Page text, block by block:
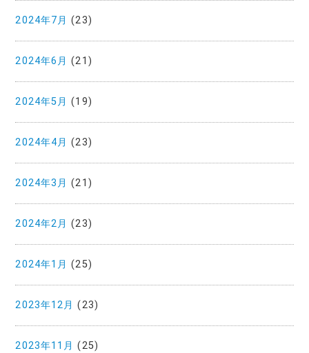
2024年7月 (23)
2024年6月 (21)
2024年5月 (19)
2024年4月 (23)
2024年3月 (21)
2024年2月 (23)
2024年1月 (25)
2023年12月 (23)
2023年11月 (25)